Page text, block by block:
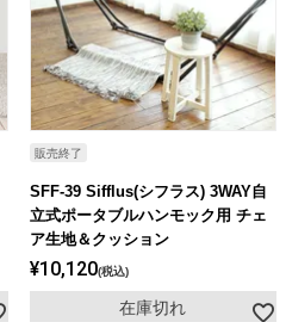
販売終了
SFF-39 Sifflus(シフラス) 3WAY自
立式ポータブルハンモック用 チェ
ア生地＆クッション
¥10,120 税込
在庫切れ